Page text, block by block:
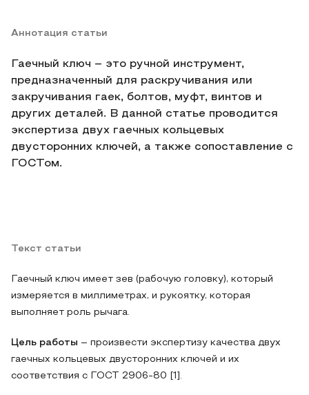
Аннотация статьи
Гаечный ключ – это ручной инструмент,
предназначенный для раскручивания или
закручивания гаек, болтов, муфт, винтов и
других деталей. В данной статье проводится
экспертиза двух гаечных кольцевых
двусторонних ключей, а также сопоставление с
ГОСТом.
Текст статьи
Гаечный ключ имеет зев (рабочую головку), который
измеряется в миллиметрах, и рукоятку, которая
выполняет роль рычага.
Цель работы – произвести экспертизу качества двух
гаечных кольцевых двусторонних ключей и их
соответствия с ГОСТ 2906-80 [1].